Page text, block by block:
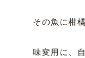
その魚に柑
味変用に、